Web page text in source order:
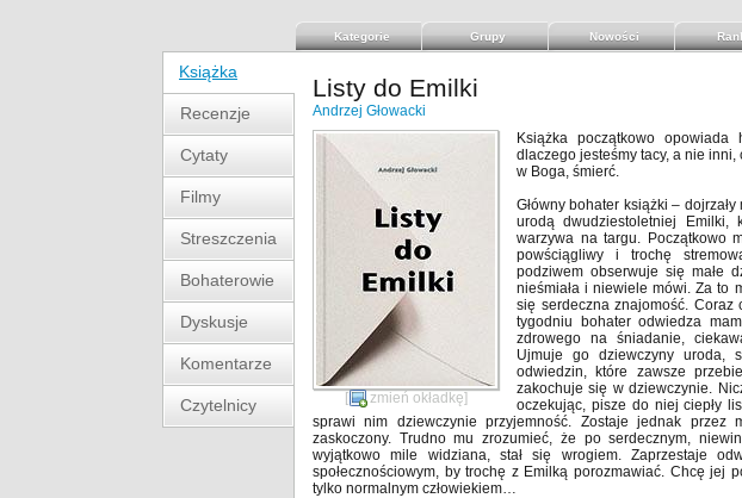
Kategorie Grupy Nowości
Książka
Recenzje
Cytaty
Filmy
Streszczenia
Bohaterowie
Dyskusje
Komentarze
Czytelnicy
Listy do Emilki
Andrzej Głowacki
[ zmień okładkę]
Książka początkowo
dlaczego jesteśmy tacy, a nie
w Boga, śmierć.
Główny bohater książki –
urodą dwudziestoletniej Emilki,
warzywa na targu. Początkowo
powściągliwy i trochę
podziwem obserwuje się małe
nieśmiała i niewiele mówi. Za to
się serdeczna znajomość.
tygodniu bohater odwiedza
zdrowego na śniadanie,
Ujmuje go dziewczyny uroda,
odwiedzin, które zawsze
zakochuje się w dziewczynie.
oczekując, pisze do niej ciepły
sprawi nim dziewczynie przyjemność. Zostaje jednak przez
zaskoczony. Trudno mu zrozumieć, że po serdecznym,
wyjątkowo mile widziana, stał się wrogiem. Zaprzestaje
społecznościowym, by trochę z Emilką porozmawiać. Chcę jej
tylko normalnym człowiekiem…